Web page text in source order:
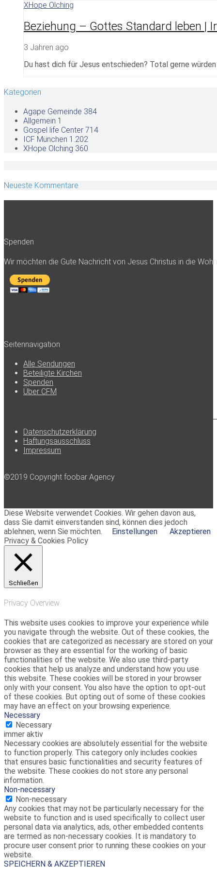
XHope Olching
Beziehung – Gottes Standard leben |
3 Jahren ago
Du hast dich für Jesus entschieden? Total gerne
Kategorien
Agape Gemeinde 384
Allgemein 1
Gospel life Center 714
ICF München 1.202
XHope Olching 360
Neueste Kommentare
Spenden
Wir möchten die Gute Nachricht von Jesus Christus in die
Seitennavigation
Alle Sendungen
Beteiligte Kirchen
Spenden
Über CFM
Datenschutzerklärung
Haftungsausschluss
Impressum
©2019 Copyright foobar Agency
Diese Website verwendet Cookies. Wir gehen davon aus,
dass Sie damit einverstanden sind, können dies jedoch
ablehnen, wenn Sie möchten.
Einstellungen
Akzeptieren
Privacy & Cookies Policy
Schließen
Privacy Overview
This website uses cookies to improve your experience while
you navigate through the website. Out of these cookies, the
cookies that are categorized as necessary are stored on your
browser as they are essential for the working of basic
functionalities of the website. We also use third-party
cookies that help us analyze and understand how you use
this website. These cookies will be stored in your browser
only with your consent. You also have the option to opt-out
of these cookies. But opting out of some of these cookies
may have an effect on your browsing experience.
Necessary
Necessary
immer aktiv
Necessary cookies are absolutely essential for the website
to function properly. This category only includes cookies
that ensures basic functionalities and security features of
the website. These cookies do not store any personal
information.
Non-necessary
Non-necessary
Any cookies that may not be particularly necessary for the
website to function and is used specifically to collect user
personal data via analytics, ads, other embedded contents
are termed as non-necessary cookies. It is mandatory to
procure user consent prior to running these cookies on your
website.
SPEICHERN & AKZEPTIEREN